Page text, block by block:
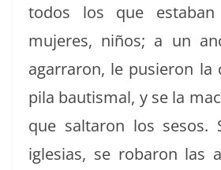
todos los que esta­ban
mujeres, niños; a un
agar­raron, le pusieron la
pila bautismal, y se la
que saltaron los sesos.
igle­sias, se robaron las